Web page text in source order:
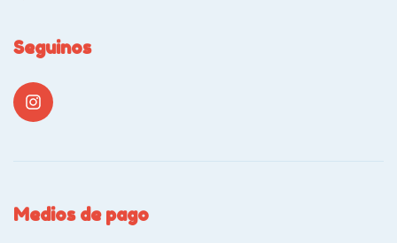
Seguinos
Medios de pago